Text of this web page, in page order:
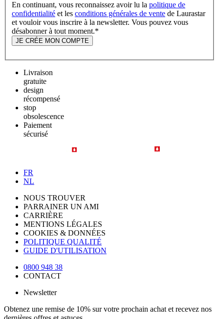
En continuant, vous reconnaissez avoir lu la politique de
confidentialité et les conditions générales de vente de Laurastar
et vouloir vous inscrire à la newsletter. Vous pouvez vous
désabonner à tout moment.*
JE CRÉE MON COMPTE
Livraison
gratuite
design
récompensé
stop
obsolescence
Paiement
sécurisé
FR
NL
NOUS TROUVER
PARRAINER UN AMI
CARRIÈRE
MENTIONS LÉGALES
COOKIES & DONNÉES
POLITIQUE QUALITÉ
GUIDE D'UTILISATION
0800 948 38
CONTACT
Newsletter
Obtenez une remise de 10% sur votre prochain achat et recevez nos